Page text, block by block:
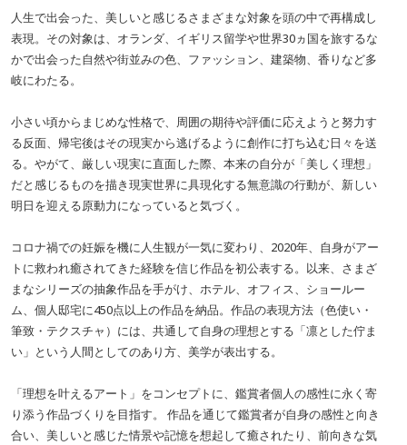
人生で出会った、美しいと感じるさまざまな対象を頭の中で再構成し
表現。その対象は、オランダ、イギリス留学や世界30ヵ国を旅するな
かで出会った自然や街並みの色、ファッション、建築物、香りなど多
岐にわたる。
小さい頃からまじめな性格で、周囲の期待や評価に応えようと努力す
る反面、帰宅後はその現実から逃げるように創作に打ち込む日々を送
る。やがて、厳しい現実に直面した際、本来の自分が「美しく理想」
だと感じるものを描き現実世界に具現化する無意識の行動が、新しい
明日を迎える原動力になっていると気づく。
コロナ禍での妊娠を機に人生観が一気に変わり、2020年、自身がアー
トに救われ癒されてきた経験を信じ作品を初公表する。以来、さまざ
まなシリーズの抽象作品を手がけ、ホテル、オフィス、ショールー
ム、個人邸宅に450点以上の作品を納品。作品の表現方法（色使い・
筆致・テクスチャ）には、共通して自身の理想とする「凛とした佇ま
い」という人間としてのあり方、美学が表出する。
「理想を叶えるアート」をコンセプトに、鑑賞者個人の感性に永く寄
り添う作品づくりを目指す。 作品を通じて鑑賞者が自身の感性と向き
合い、美しいと感じた情景や記憶を想起して癒されたり、前向きな気